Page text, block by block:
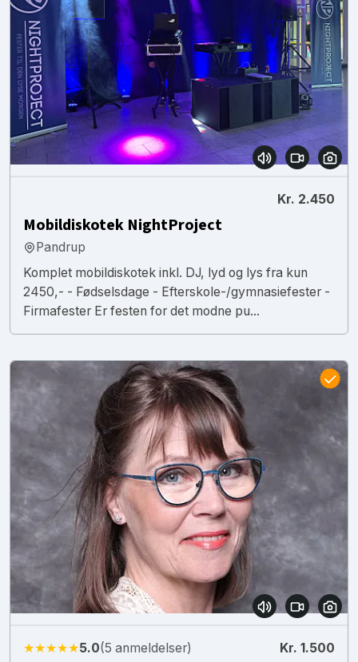
Kr. 2.450
Mobildiskotek NightProject
Pandrup
Komplet mobildiskotek inkl. DJ, lyd og lys fra kun
2450,- - Fødselsdage - Efterskole-/gymnasiefester -
Firmafester Er festen for det modne pu...
★★★★★5.0(5 anmeldelser) Kr. 1.500